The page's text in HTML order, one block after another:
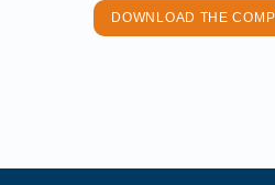
DOWNLOAD THE